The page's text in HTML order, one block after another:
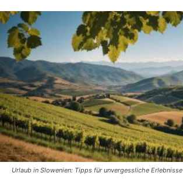
Urlaub in Slowenien: Tipps für unvergessliche Erlebnisse